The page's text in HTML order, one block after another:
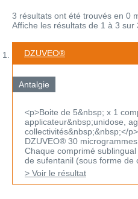
3 résultats ont été trouvés en 0
Affiche les résultats de 1 à 3 sur
DZUVEO®
Antalgie
<p>Boite de 5&nbsp; x 1
applicateur&nbsp;unidose,
collectivités&nbsp;&nbsp;</p>
DZUVEO® 30
Chaque comprimé
de sufentanil (sous forme de
> Voir le résultat